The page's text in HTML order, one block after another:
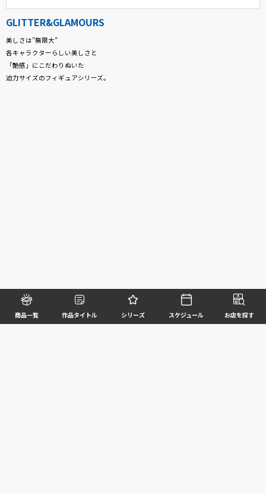
商品一覧 作品タイトル シリーズ スケジュール お店を探す
GLITTER&GLAMOURS
美しさは”無限大”
各キャラクターらしい美しさと
「艶感」にこだわりぬいた
迫力サイズのフィギュアシリーズ。